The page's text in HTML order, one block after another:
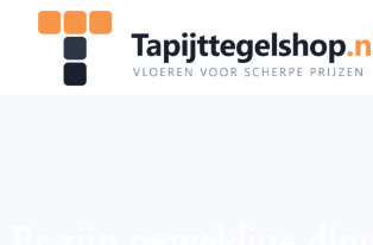
Doorgaan
inhoud